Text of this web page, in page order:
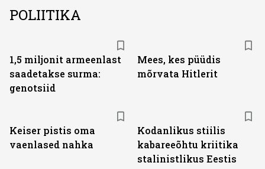
POLIITIKA
1,5 miljonit armeenlast
saadetakse surma:
genotsiid
Mees, kes püüdis
mõrvata Hitlerit
Keiser pistis oma
vaenlased nahka
Kodanlikus stiilis
kabareeõhtu kriitika
stalinistlikus Eestis